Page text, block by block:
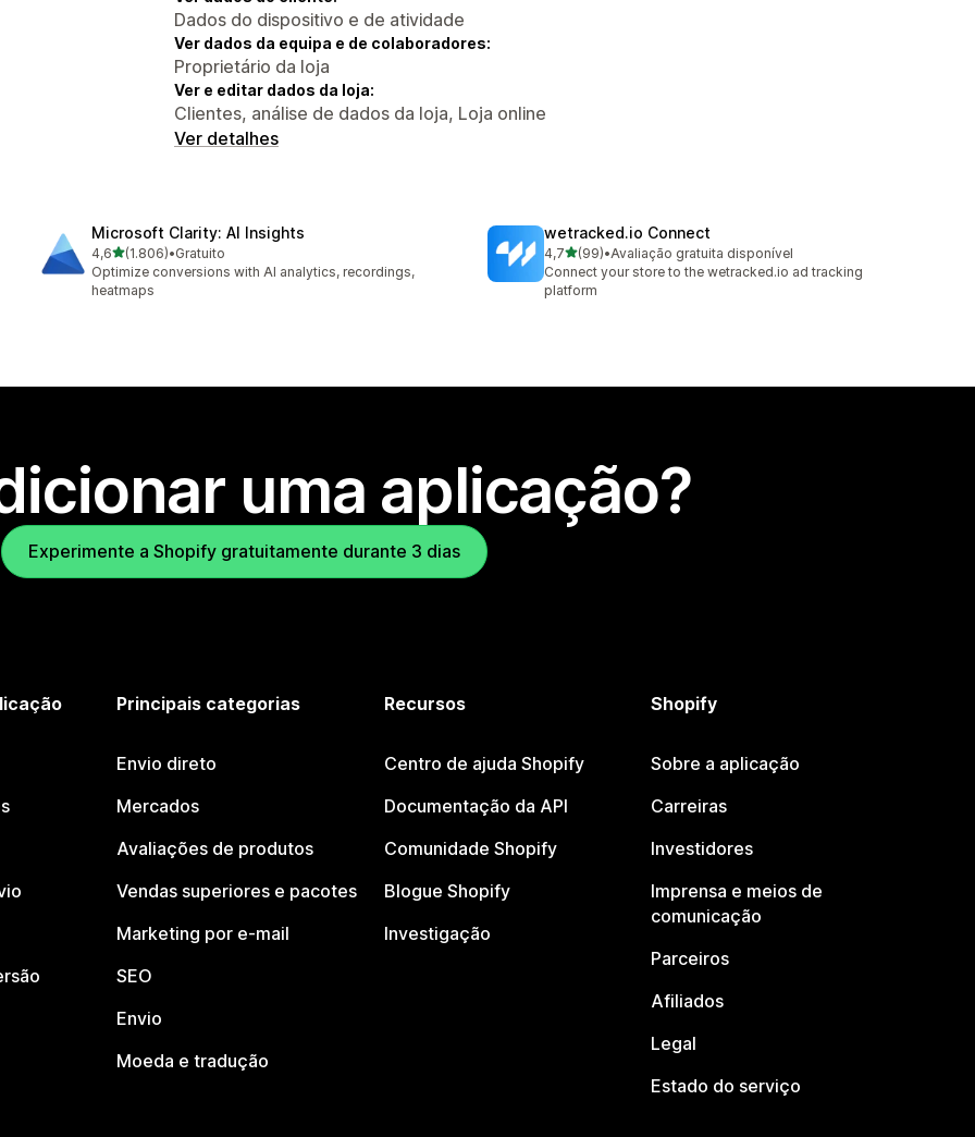
Dados do dispositivo e de atividade
Ver dados da equipa e de colaboradores:
Proprietário da loja
Ver e editar dados da loja:
Clientes, análise de dados da loja, Loja online
Ver detalhes
Microsoft Clarity: AI Insights
4,6de 5 estrelas
(1.806)
1806 total de avaliações
•Gratuito
Optimize conversions with AI analytics, recordings,
heatmaps
wetracked.io Connect
4,7de 5 estrelas
(99)
99 total de avaliações
•Avaliação gratuita disponível
Connect your store to the wetracked.io ad tracking
platform
uma aplicação?
Experimente a Shopify gratuitamente durante 3 dias
Principais categorias
Envio direto
Mercados
Avaliações de produtos
Vendas superiores e pacotes
Marketing por e-mail
SEO
Envio
Moeda e tradução
Recursos
Centro de ajuda Shopify
Documentação da API
Comunidade Shopify
Blogue Shopify
Investigação
Shopify
Sobre a aplicação
Carreiras
Investidores
Imprensa e meios de
comunicação
Parceiros
Afiliados
Legal
Estado do serviço